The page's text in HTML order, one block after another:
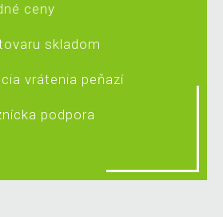
ceny
skladom
vrátenia peňazí
podpora